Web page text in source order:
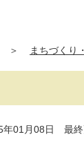
＞ まちづくり
年01月08日 最終